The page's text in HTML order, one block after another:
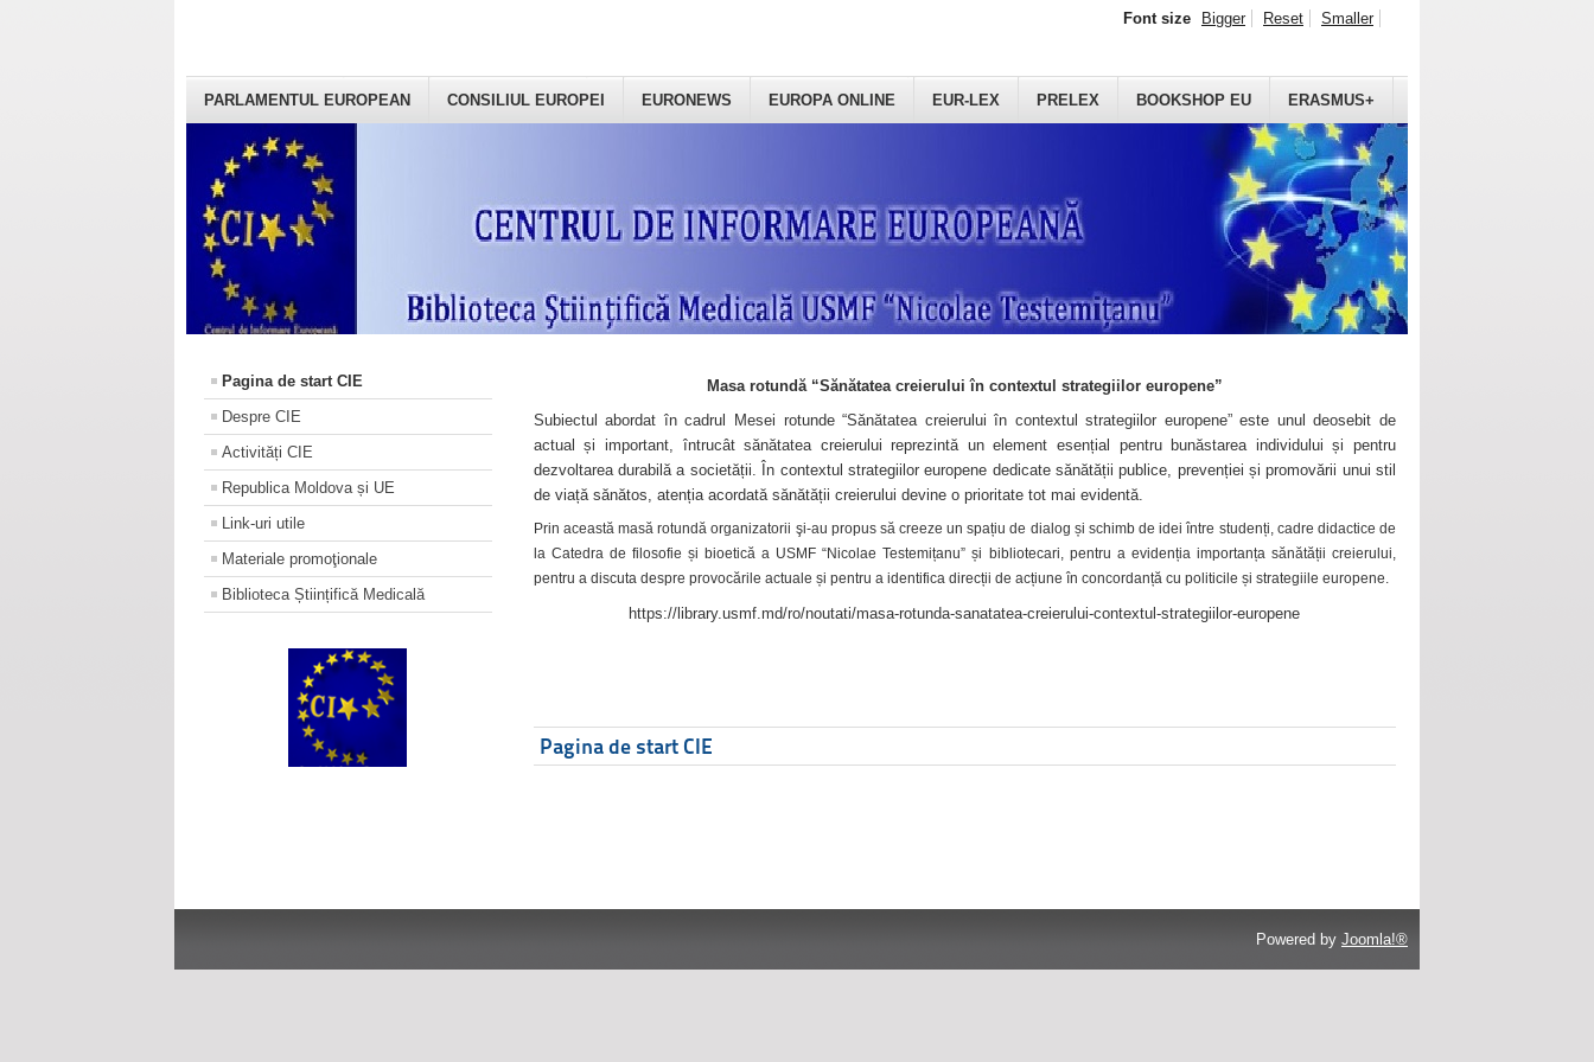
PARLAMENTUL EUROPEAN CONSILIUL EUROPEI EURONEWS EUROPA ONLINE EUR-LEX PRELEX BOOKSHOP EU ERASMUS+
Font size Bigger Reset Smaller
Pagina de start CIE
Despre CIE
Activități CIE
Republica Moldova și UE
Link-uri utile
Materiale promoţionale
Biblioteca Științifică Medicală
Masa rotundă “Sănătatea creierului în contextul strategiilor europene”
Subiectul abordat în cadrul Mesei rotunde “Sănătatea creierului în contextul strategiilor europene” este unul deosebit de
actual și important, întrucât sănătatea creierului reprezintă un element esențial pentru bunăstarea individului și pentru
dezvoltarea durabilă a societății. În contextul strategiilor europene dedicate sănătății publice, prevenției și promovării unui stil
de viață sănătos, atenția acordată sănătății creierului devine o prioritate tot mai evidentă.
Prin această masă rotundă organizatorii şi-au propus să creeze un spațiu de dialog și schimb de idei între studenți, cadre didactice de
la Catedra de filosofie și bioetică a USMF “Nicolae Testemițanu” și bibliotecari, pentru a evidenția importanța sănătății creierului,
pentru a discuta despre provocările actuale și pentru a identifica direcții de acțiune în concordanță cu politicile și strategiile europene.
https://library.usmf.md/ro/noutati/masa-rotunda-sanatatea-creierului-contextul-strategiilor-europene
Pagina de start CIE
Powered by Joomla!®